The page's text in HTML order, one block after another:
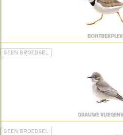
GEEN BROEDSEL
GRAUWE
GEEN BROEDSEL